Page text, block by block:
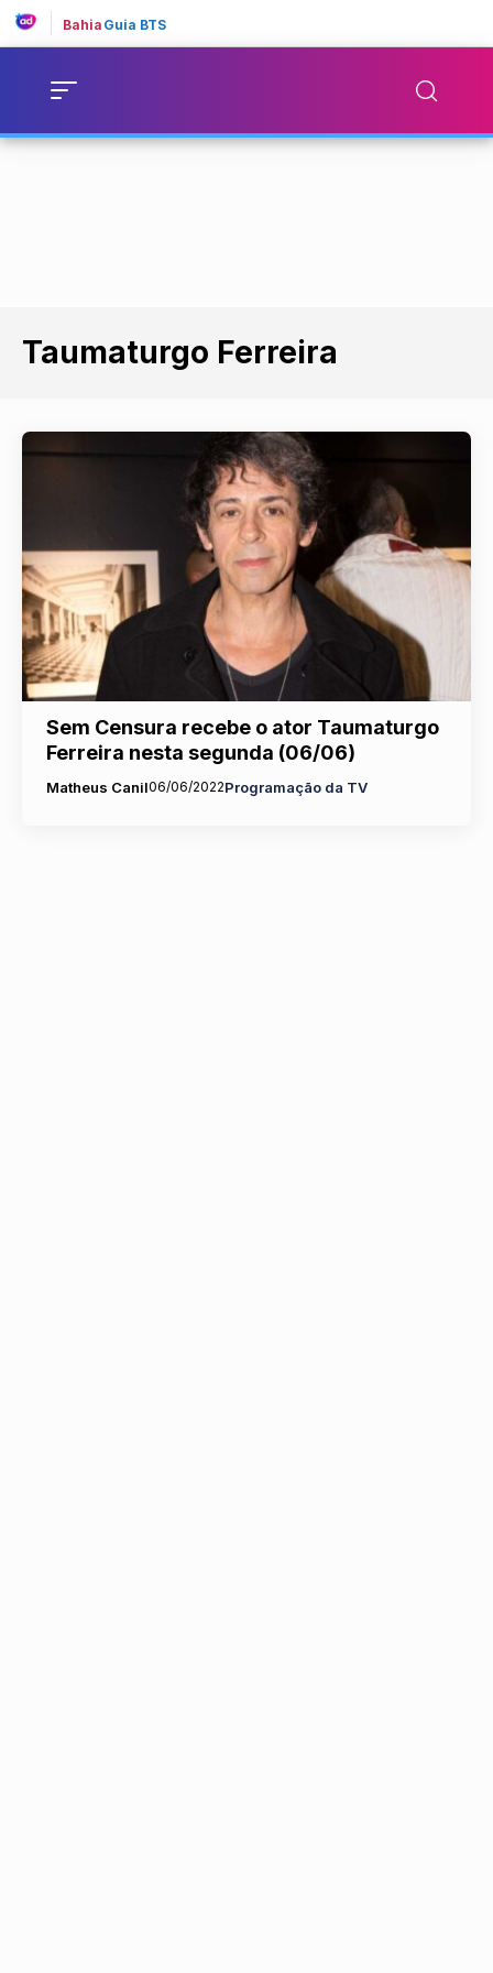
Bahia Guia BTS
Taumaturgo Ferreira
Sem Censura recebe o ator Taumaturgo
Ferreira nesta segunda (06/06)
Matheus Canil06/06/2022Programação da TV